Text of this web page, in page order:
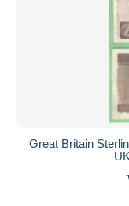
Great Britain